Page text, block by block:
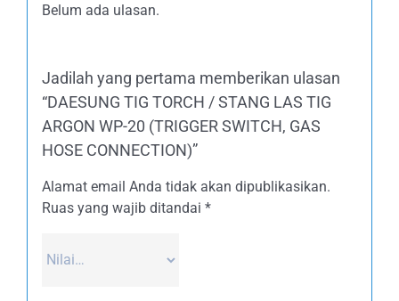
Belum ada ulasan.
Jadilah yang pertama memberikan ulasan
“DAESUNG TIG TORCH / STANG LAS TIG
ARGON WP-20 (TRIGGER SWITCH, GAS
HOSE CONNECTION)”
Alamat email Anda tidak akan dipublikasikan.
Ruas yang wajib ditandai *